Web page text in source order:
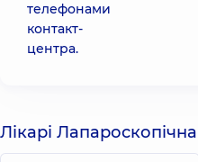
телефонами
контакт-
центра.
Лікарі